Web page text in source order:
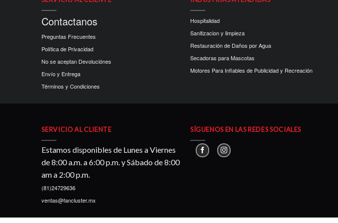
Contactanos
Preguntas Frecuentes
Política de Privacidad
No se aceptan Devoluciónes
Envío y Entrega
Términos y Condiciones
Hospitalidad
Sanitizacion y limpieza
Restauración de Daños por Agua
Secadoras para Mascotas
Motores Para Inflables de Publicidad y Recreación
SERVICIO AL CLIENTE
Estamos disponibles de Lunes a Viernes
de 8:00 a.m. a 6:00 p.m. y Sábado de 8:00
am a 2:00 p.m.
(81)24729636
ventas@fancluster.mx
SÍGUENOS EN LAS REDES SOCIALES